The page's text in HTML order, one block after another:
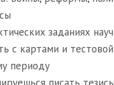
заданиях
с картами и
периоду